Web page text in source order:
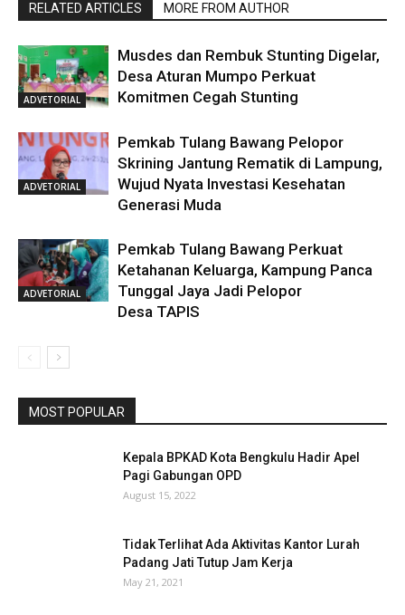
RELATED ARTICLES MORE FROM AUTHOR
ADVETORIAL
Musdes dan Rembuk Stunting Digelar,
Desa Aturan Mumpo Perkuat
Komitmen Cegah Stunting
ADVETORIAL
Pemkab Tulang Bawang Pelopor
Skrining Jantung Rematik di Lampung,
Wujud Nyata Investasi Kesehatan
Generasi Muda
ADVETORIAL
Pemkab Tulang Bawang Perkuat
Ketahanan Keluarga, Kampung Panca
Tunggal Jaya Jadi Pelopor
Desa TAPIS
MOST POPULAR
Kepala BPKAD Kota Bengkulu Hadir Apel
Pagi Gabungan OPD
August 15, 2022
Tidak Terlihat Ada Aktivitas Kantor Lurah
Padang Jati Tutup Jam Kerja
May 21, 2021